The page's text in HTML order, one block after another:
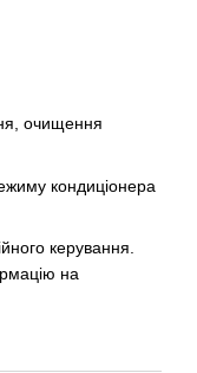
очищення
кондиціонера
керування.
на